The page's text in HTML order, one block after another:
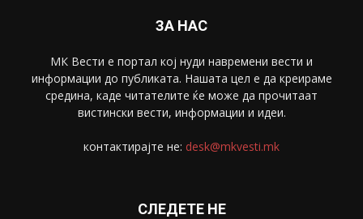
ЗА НАС
МК Вести е портал коj нуди навремени вести и
информации до публиката. Нашата цел е да креираме
средина, каде читателите ќе може да прочитаат
вистински вести, информации и идеи.
контактирајте не: desk@mkvesti.mk
СЛЕДЕТЕ НЕ